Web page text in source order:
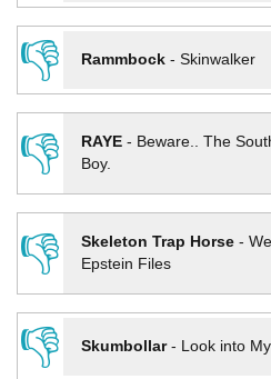
👎
Rammbock- Skinwalker
👎
RAYE- Beware.. The
Boy.
👎 Skeleton Trap Horse-
Epstein Files
👎
Skumbollar- Look into